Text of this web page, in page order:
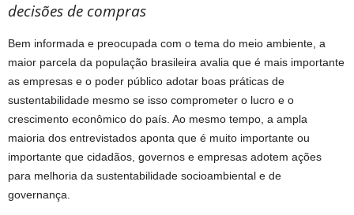
decisões de compras
Bem informada e preocupada com o tema do meio ambiente, a
maior parcela da população brasileira avalia que é mais importante
as empresas e o poder público adotar boas práticas de
sustentabilidade mesmo se isso comprometer o lucro e o
crescimento econômico do país. Ao mesmo tempo, a ampla
maioria dos entrevistados aponta que é muito importante ou
importante que cidadãos, governos e empresas adotem ações
para melhoria da sustentabilidade socioambiental e de
governança.